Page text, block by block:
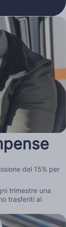
del 15% per
trimestre una
trasferiti al